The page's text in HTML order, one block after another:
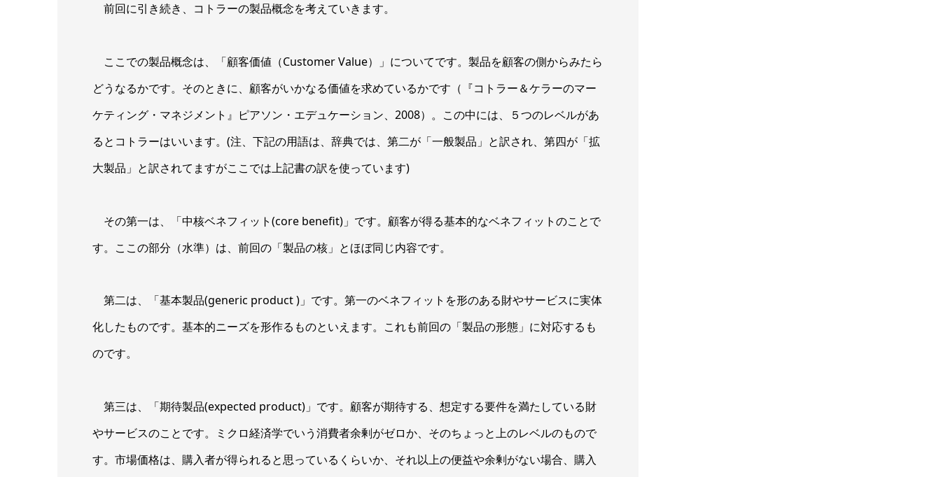
前回に引き続き、コトラーの製品概念を考えていきます。
ここでの製品概念は、「顧客価値（Customer Value）」についてです。製品を顧客の側からみたら
どうなるかです。そのときに、顧客がいかなる価値を求めているかです（『コトラー＆ケラーのマー
ケティング・マネジメント』ピアソン・エデュケーション、2008）。この中には、５つのレベルがあ
るとコトラーはいいます。(注、下記の用語は、辞典では、第二が「一般製品」と訳され、第四が「拡
大製品」と訳されてますがここでは上記書の訳を使っています)
その第一は、「中核ベネフィット(core benefit)」です。顧客が得る基本的なベネフィットのことで
す。ここの部分（水準）は、前回の「製品の核」とほぼ同じ内容です。
第二は、「基本製品(generic product )」です。第一のベネフィットを形のある財やサービスに実体
化したものです。基本的ニーズを形作るものといえます。これも前回の「製品の形態」に対応するも
のです。
第三は、「期待製品(expected product)」です。顧客が期待する、想定する要件を満たしている財
やサービスのことです。ミクロ経済学でいう消費者余剰がゼロか、そのちょっと上のレベルのもので
す。市場価格は、購入者が得られると思っているくらいか、それ以上の便益や余剰がない場合、購入